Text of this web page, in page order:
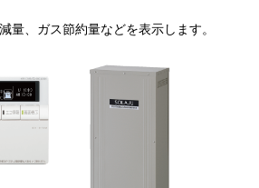
量、ガス節約量などを表示します。